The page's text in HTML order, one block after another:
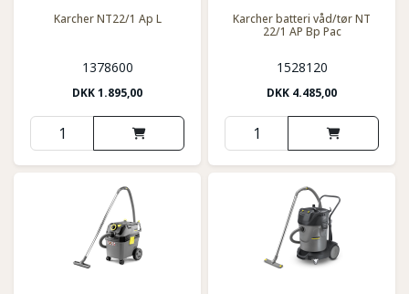
Karcher NT22/1 Ap L
1378600
DKK1.895,00
Karcher batteri våd/tør NT
22/1 AP Bp Pac
1528120
DKK 4.485,00